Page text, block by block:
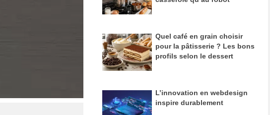
Quel café en grain choisir
pour la pâtisserie ? Les bons
profils selon le dessert
L’innovation en webdesign
inspire durablement